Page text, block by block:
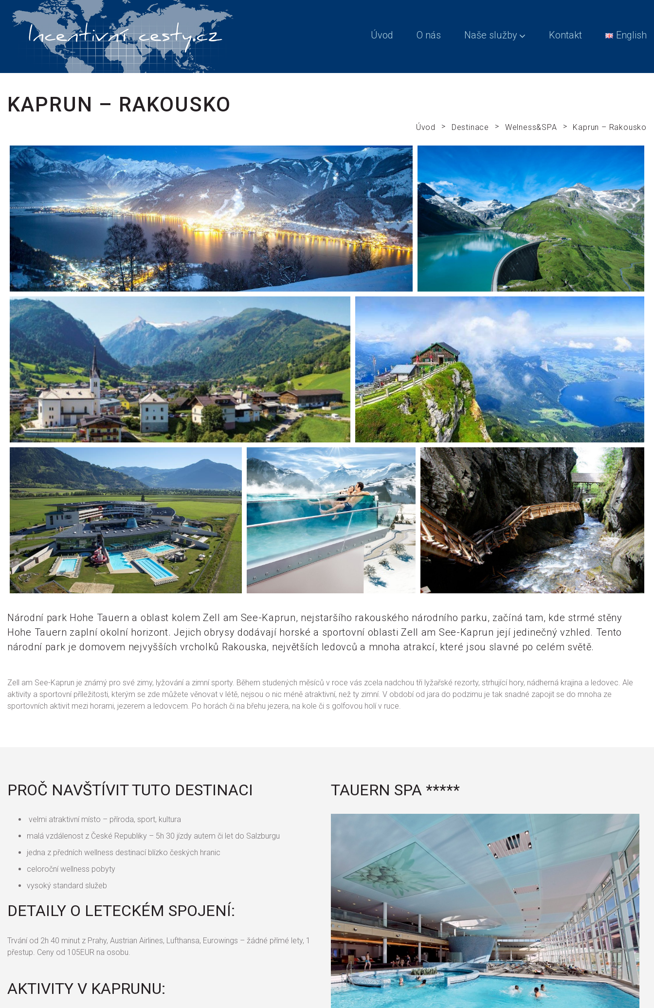
Úvod O nás Naše služby Kontakt English
KAPRUN – RAKOUSKO
Úvod > Destinace > Welness&SPA > Kaprun – Rakousko
Národní park Hohe Tauern a oblast kolem Zell am See-Kaprun, nejstaršího rakouského národního parku, začíná tam, kde strmé stěny
Hohe Tauern zaplní okolní horizont. Jejich obrysy dodávají horské a sportovní oblasti Zell am See-Kaprun její jedinečný vzhled. Tento
národní park je domovem nejvyšších vrcholků Rakouska, největších ledovců a mnoha atrakcí, které jsou slavné po celém světě.
Zell am See-Kaprun je známý pro své zimy, lyžování a zimní sporty. Během studených měsíců v roce vás zcela nadchou tři lyžařské rezorty, strhující hory, nádherná krajina a ledovec. Ale
aktivity a sportovní příležitosti, kterým se zde můžete věnovat v létě, nejsou o nic méně atraktivní, než ty zimní. V období od jara do podzimu je tak snadné zapojit se do mnoha ze
sportovních aktivit mezi horami, jezerem a ledovcem. Po horách či na břehu jezera, na kole či s golfovou holí v ruce.
PROČ NAVŠTÍVIT TUTO DESTINACI
velmi atraktivní místo – příroda, sport, kultura
malá vzdálenost z České Republiky – 5h 30 jízdy autem či let do Salzburgu
jedna z předních wellness destinací blízko českých hranic
celoroční wellness pobyty
vysoký standard služeb
DETAILY O LETECKÉM SPOJENÍ:
Trvání od 2h 40 minut z Prahy, Austrian Airlines, Lufthansa, Eurowings – žádné přímé lety, 1
přestup. Ceny od 105EUR na osobu.
AKTIVITY V KAPRUNU:
TAUERN SPA *****